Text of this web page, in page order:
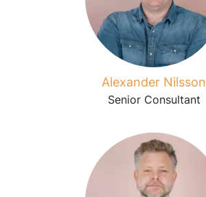
Alexander Nilsson
Senior Consultant